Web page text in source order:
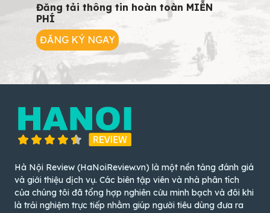
Đăng tải thông tin hoàn toàn MIỄN
PHÍ
ĐĂNG KÝ NGAY
Hà Nội Review (HaNoiReview.vn) là một nền tảng đánh giá
và giới thiệu dịch vụ. Các biên tập viên và nhà phân tích
của chúng tôi đã tổng hợp nghiên cứu minh bạch và đôi khi
là trải nghiệm trực tiếp nhằm giúp người tiêu dùng đưa ra